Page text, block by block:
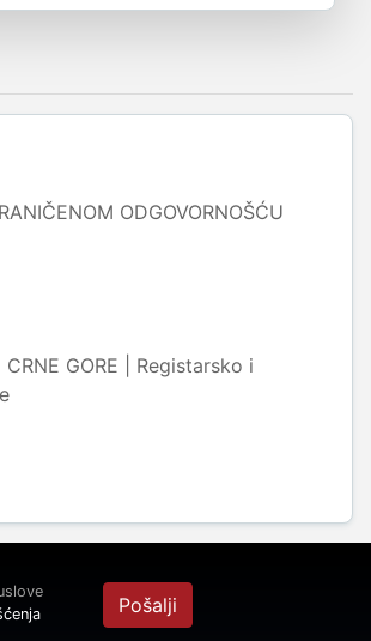
ODGOVORNOŠĆU
CRNE GORE | Registarsko i
Pošalji